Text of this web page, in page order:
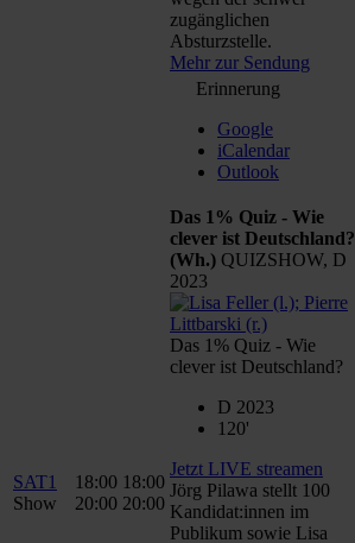
zugänglichen
Absturzstelle.
Mehr zur Sendung
Erinnerung
Google
iCalendar
Outlook
SAT1
Show
18:00
20:00
18:00
20:00
Das 1% Quiz - Wie
clever ist Deutschland?
(Wh.) QUIZSHOW, D
2023
Das 1% Quiz - Wie
clever ist Deutschland?
D 2023
120'
Jetzt LIVE streamen
Jörg Pilawa stellt 100
Kandidat:innen im
Publikum sowie Lisa